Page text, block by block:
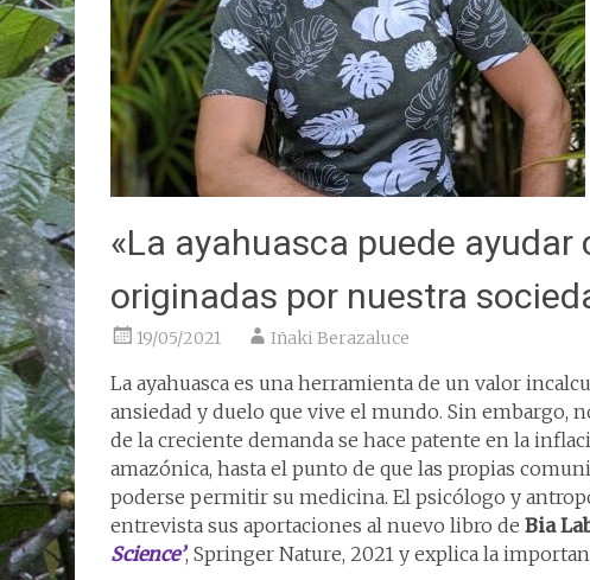
«La ayahuasca puede
originadas por nuestra
19/05/2021 Iñaki Berazaluce
La ayahuasca es una herramienta de un valor
ansiedad y duelo que vive el mundo. Sin embargo,
de la creciente demanda se hace patente en la
amazónica, hasta el punto de que las propias
poderse permitir su medicina. El psicólogo y
entrevista sus aportaciones al nuevo libro de Bia
Science’, Springer Nature, 2021 y explica la